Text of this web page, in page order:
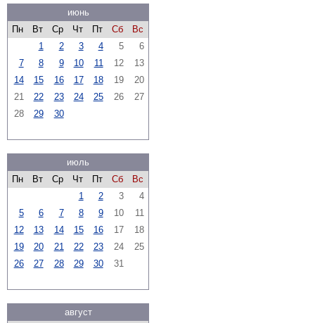
июнь
Пн
Вт Ср Чт Пт Сб
Вс
1
2 3 4 5
6
7
8 9 10 11 12
13
14
15 16 17 18 19
20
21
22 23 24 25 26
27
28
29 30
июль
Пн
Вт Ср Чт Пт Сб
Вс
1
2 3
4
5
6 7 8 9 10
11
12
13 14 15 16 17
18
19
20 21 22 23 24
25
26
27 28 29 30 31
август